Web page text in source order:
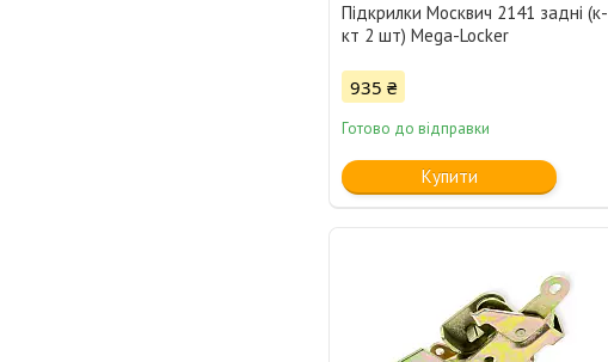
Підкрилки Москвич 2141 задні (к-
кт 2 шт) Mega-Locker
935 ₴
Готово до відправки
Купити